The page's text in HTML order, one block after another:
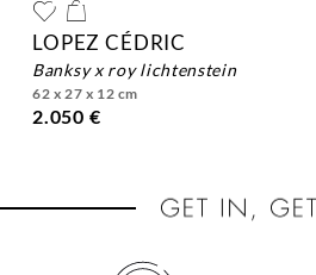
LOPEZ CÉDRIC
banksy x roy lichtenstein
62 x 27 x 12 cm
2.050 €